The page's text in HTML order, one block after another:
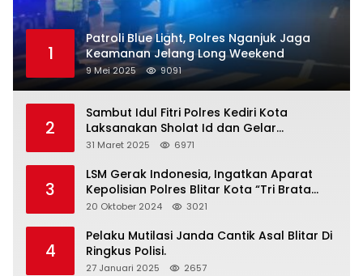
1
Patroli Blue Light, Polres Nganjuk Jaga
Keamanan Jelang Long Weekend
9 Mei 2025 9091
2
Sambut Idul Fitri Polres Kediri Kota
Laksanakan Sholat Id dan Gelar
Halalbihalal
31 Maret 2025 6971
3
LSM Gerak Indonesia, Ingatkan Aparat
Kepolisian Polres Blitar Kota “Tri Brata
Polri” Harus Diamalkan
20 Oktober 2024 3021
4
Pelaku Mutilasi Janda Cantik Asal Blitar Di
Ringkus Polisi.
27 Januari 2025 2657